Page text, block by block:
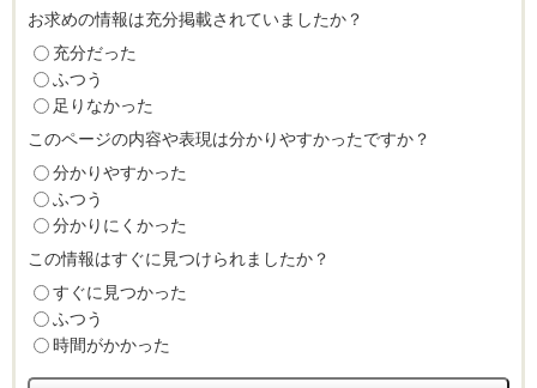
お求めの情報は充分掲載されていましたか？
充分だった
ふつう
足りなかった
このページの内容や表現は分かりやすかったですか？
分かりやすかった
ふつう
分かりにくかった
この情報はすぐに見つけられましたか？
すぐに見つかった
ふつう
時間がかかった